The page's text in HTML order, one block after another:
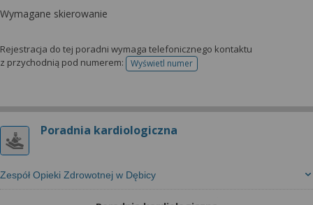
Wymagane skierowanie
Rejestracja do tej poradni wymaga telefonicznego kontaktu
z przychodnią pod numerem:
Wyświetl numertelefonu do rejestracji
Poradnia kardiologiczna
Zespół Opieki Zdrowotnej w Dębicy